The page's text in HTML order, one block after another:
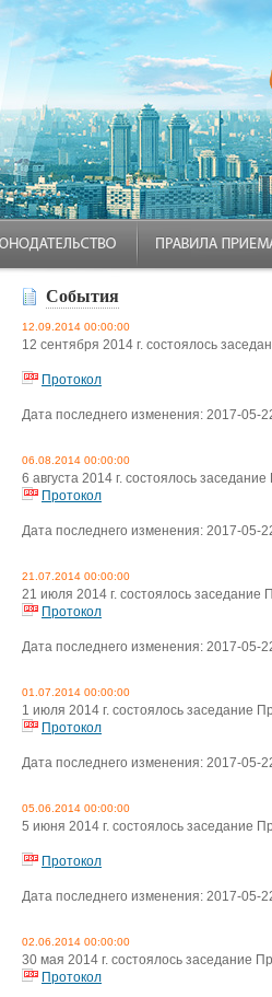
События
12.09.2014 00:00:00
12 сентября 2014 г. состоялось
Протокол
Дата последнего изменения: 2017-05-
06.08.2014 00:00:00
6 августа 2014 г. состоялось
Протокол
Дата последнего изменения: 2017-05-
21.07.2014 00:00:00
21 июля 2014 г. состоялось
Протокол
Дата последнего изменения: 2017-05-
01.07.2014 00:00:00
1 июля 2014 г. состоялось
Протокол
Дата последнего изменения: 2017-05-
05.06.2014 00:00:00
5 июня 2014 г. состоялось
Протокол
Дата последнего изменения: 2017-05-
02.06.2014 00:00:00
30 мая 2014 г. состоялось
Протокол